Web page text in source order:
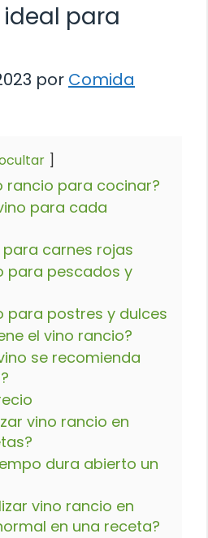
para
por Comida
rancio para cocinar?
para cada
carnes rojas
para pescados y
para postres y dulces
el vino rancio?
se recomienda
vino rancio en
dura abierto un
vino rancio en
en una receta?